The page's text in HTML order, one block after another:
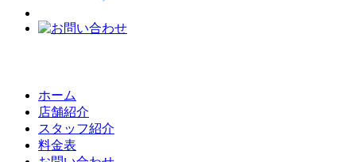
ホーム
店舗紹介
スタッフ紹介
料金表